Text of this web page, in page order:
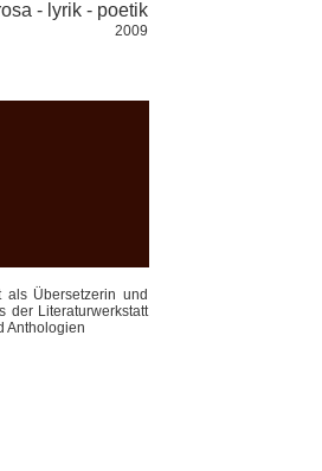
- lyrik - poetik
2009
Übersetzerin und
der Literaturwerkstatt
Anthologien